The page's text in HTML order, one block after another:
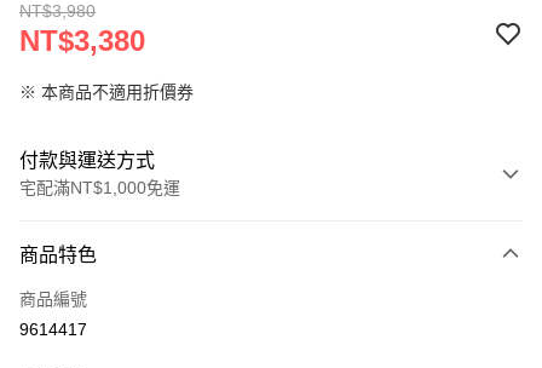
NT$3,980
NT$3,380
※ 本商品不適用折價券
付款與運送方式
宅配滿NT$1,000免運
信用卡一次付款
信用卡分期付款
商品特色
商品編號
9614417